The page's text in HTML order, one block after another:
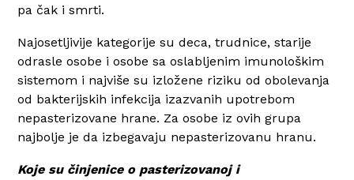
pa čak i smrti.
Najosetljivije kategorije su deca, trudnice, starije
odrasle osobe i osobe sa oslabljenim imunološkim
sistemom i najviše su izložene riziku od obolevanja
od bakterijskih infekcija izazvanih upotrebom
nepasterizovane hrane. Za osobe iz ovih grupa
najbolje je da izbegavaju nepasterizovanu hranu.
Koje su činjenice o pasterizovanoj i